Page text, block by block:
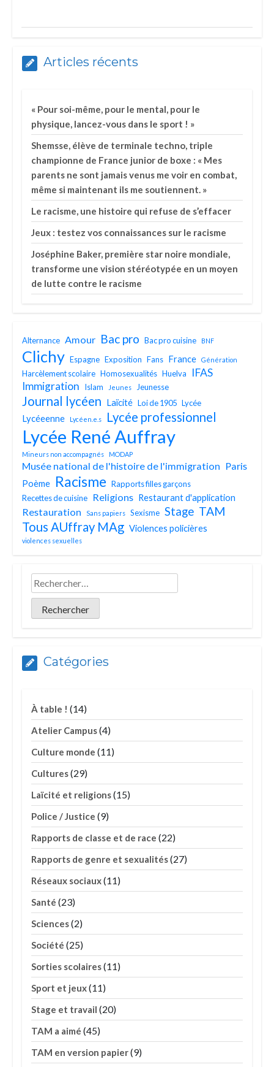
Articles récents
« Pour soi-même, pour le mental, pour le
physique, lancez-vous dans le sport ! »
Shemsse, élève de terminale techno, triple
championne de France junior de boxe : « Mes
parents ne sont jamais venus me voir en combat,
même si maintenant ils me soutiennent. »
Le racisme, une histoire qui refuse de s’effacer
Jeux : testez vos connaissances sur le racisme
Joséphine Baker, première star noire mondiale,
transforme une vision stéréotypée en un moyen
de lutte contre le racisme
Alternance Amour Bac pro Bac pro cuisine BNF
Clichy Espagne Exposition Fans France Génération
Harcèlement scolaire Homosexualités Huelva
IFAS
Immigration
Islam Jeunes Jeunesse
Journal lycéen Laïcité Loi de 1905 Lycée
Lycéeenne Lycéen.e.s Lycée professionnel
Lycée René Auffray
Mineurs non accompagnés MODAP
Musée national de l'histoire de l'immigration Paris
Poème Racisme Rapports filles garçons
Recettes de cuisine
Religions Restaurant d'application
Restauration Sans papiers Sexisme Stage TAM
Tous AUffray MAg Violences policières
violences sexuelles
Catégories
À table ! (14)
Atelier Campus(4)
Culture monde (11)
Cultures(29)
Laïcité et religions(15)
Police / Justice (9)
Rapports de classe et de race (22)
Rapports de genre et sexualités(27)
Réseaux sociaux(11)
Santé (23)
Sciences(2)
Société (25)
Sorties scolaires(11)
Sport et jeux(11)
Stage et travail (20)
TAM a aimé (45)
TAM en version papier(9)